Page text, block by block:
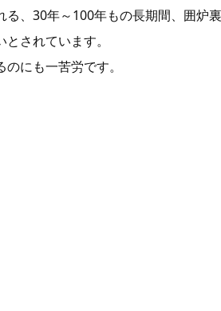
、30年～100年もの長期間、囲炉
されています。
にも一苦労です。